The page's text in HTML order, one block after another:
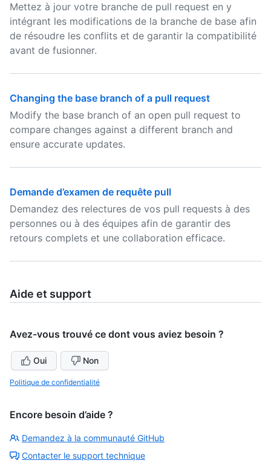
Mettez à jour votre branche de pull request en y
intégrant les modifications de la branche de base afin
de résoudre les conflits et de garantir la compatibilité
avant de fusionner.
Changing the base branch of a pull request
Modify the base branch of an open pull request to
compare changes against a different branch and
ensure accurate updates.
Demande d’examen de requête pull
Demandez des relectures de vos pull requests à des
personnes ou à des équipes afin de garantir des
retours complets et une collaboration efficace.
Aide et support
Avez-vous trouvé ce dont vous aviez besoin ?
Oui Non
Politique de confidentialité
Encore besoin d’aide ?
Demandez à la communauté GitHub
Contacter le support technique